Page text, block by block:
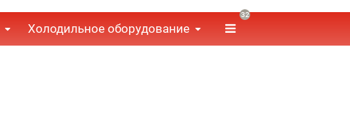
Холодильное оборудование
32